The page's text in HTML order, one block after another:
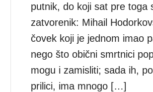
putnik, do koji sat pre toga
zatvorenik: Mihail
čovek koji je jednom imao
nego što obični smrtnici
mogu i zamisliti; sada ih,
prilici, ima mnogo […]